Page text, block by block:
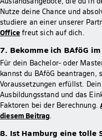
Nutze deine Chance und
studiere an einer unserer
Office freut sich auf dich.
7. Bekomme ich BAföG
Für dein Bachelor- oder
kannst du BAföG
Voraussetzungen erfüllst.
Ausbildungsstand und das
Faktoren bei der Berechnung.
diesem Beitrag.
8. Ist Hamburg eine tolle